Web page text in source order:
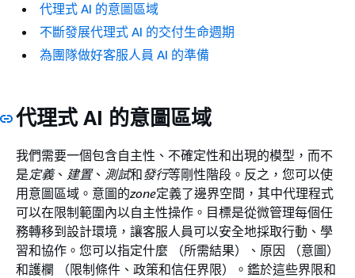
代理式 AI 的意圖區域
不斷發展代理式 AI 的交付生命週期
為團隊做好客服人員 AI 的準備
代理式 AI 的意圖區域
我們需要一個包含自主性、不確定性和出現的模型，而不
是定義、 建置、 測試和發行等剛性階段。反之，您可以使
用意圖區域。意圖的zone定義了邊界空間，其中代理程式
可以在限制範圍內以自主性操作。目標是從微管理每個任
務轉移到設計環境，讓客服人員可以安全地採取行動、學
習和協作。您可以指定什麼 （所需結果）、原因 （意圖）
和護欄 （限制條件、政策和信任界限）。鑑於這些界限和